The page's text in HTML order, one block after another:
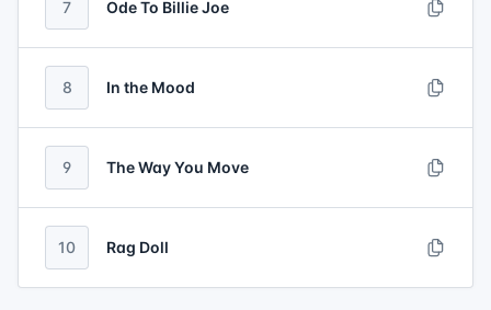
7 Ode To Billie Joe
8 In the Mood
9 The Way You Move
10 Rag Doll